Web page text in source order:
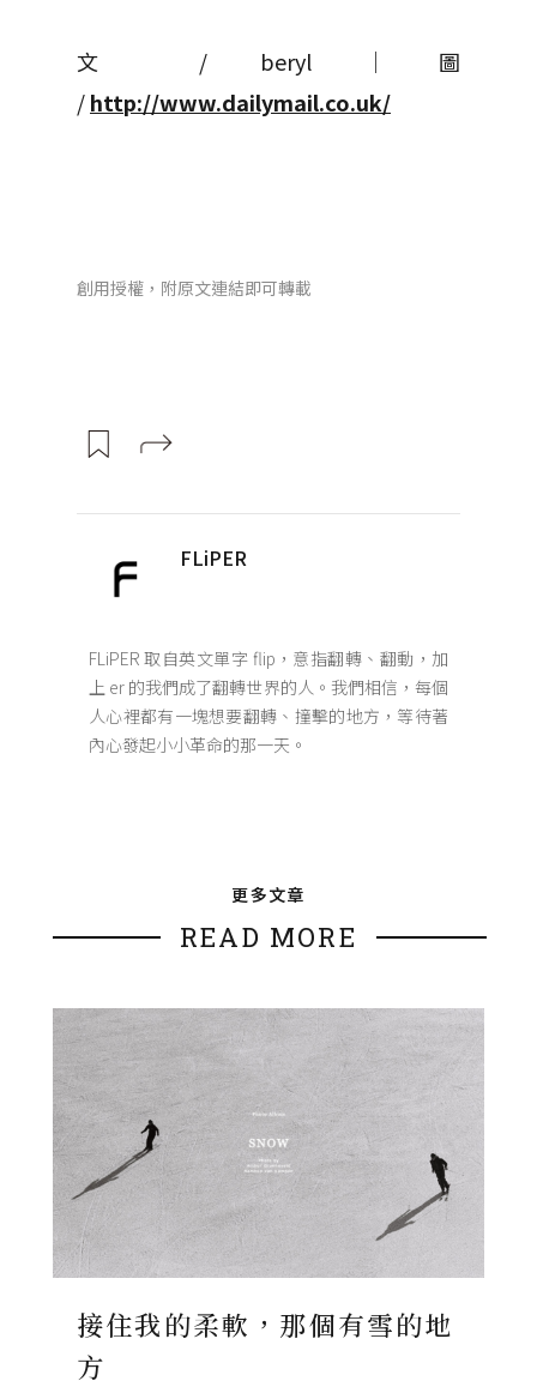
文 / beryl │ 圖
/http://www.dailymail.co.uk/
創用授權，附原文連結即可轉載
FLiPER
FLiPER 取自英文單字 flip，意指翻轉、翻動，加
上 er 的我們成了翻轉世界的人。我們相信，每個
人心裡都有一塊想要翻轉、撞擊的地方，等待著
內心發起小小革命的那一天。
更多文章
READ MORE
接住我的柔軟，那個有雪的地
方